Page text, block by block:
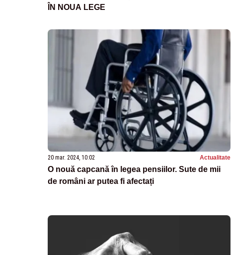
ÎN NOUA LEGE
20 mar. 2024, 10:02 Actualitate
O nouă capcană în legea pensiilor. Sute de mii
de români ar putea fi afectați